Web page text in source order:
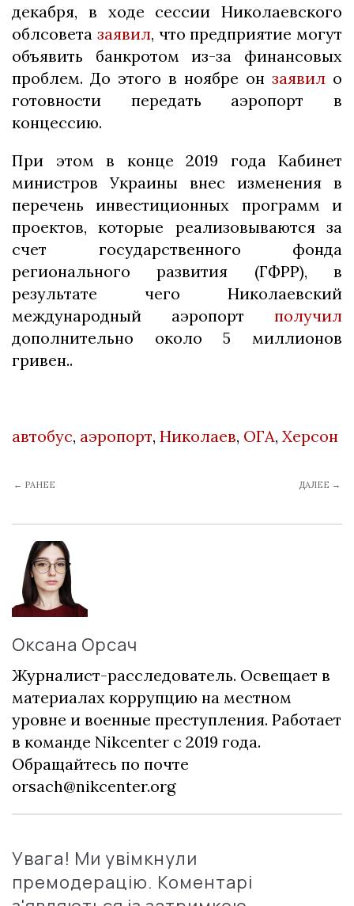
декабря, в ходе сессии Николаевского
облсовета заявил, что предприятие могут
объявить банкротом из-за финансовых
проблем. До этого в ноябре он заявил о
готовности передать аэропорт в
концессию.
При этом в конце 2019 года Кабинет
министров Украины внес изменения в
перечень инвестиционных программ и
проектов, которые реализовываются за
счет государственного фонда
регионального развития (ГФРР), в
результате чего Николаевский
международный аэропорт получил
дополнительно около 5 миллионов
гривен..
автобус, аэропорт, Николаев, ОГА, Херсон
← РАНЕЕ ДАЛЕЕ →
Оксана Орсач
Журналист-расследователь. Освещает в
материалах коррупцию на местном
уровне и военные преступления. Работает
в команде Nikcenter с 2019 года.
Обращайтесь по почте
orsach@nikcenter.org
Увага! Ми увімкнули
премодерацію. Коментарі